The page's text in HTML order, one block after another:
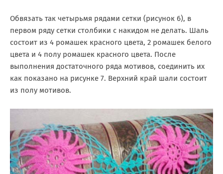
Обвязать так четырьмя рядами сетки (рисунок 6), в
первом ряду сетки столбики с накидом не делать. Шаль
состоит из 4 ромашек красного цвета, 2 ромашек белого
цвета и 4 полу ромашек красного цвета. После
выполнения достаточного ряда мотивов, соединить их
как показано на рисунке 7. Верхний край шали состоит
из полу мотивов.